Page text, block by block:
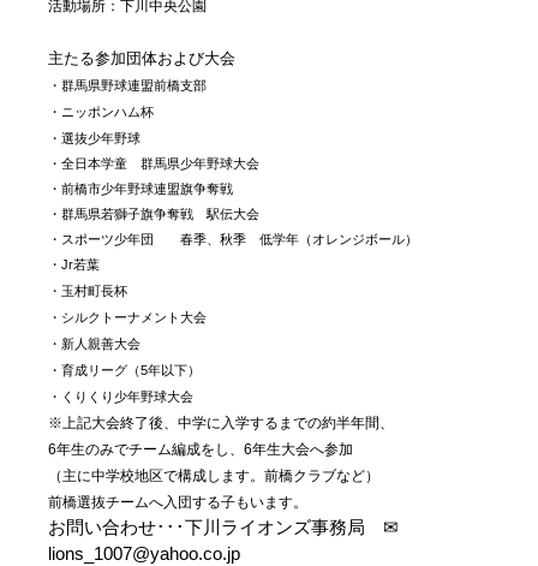
活動場所：下川中央公園
主たる参加団体および大会
・群馬県野球連盟前橋支部
・ニッポンハム杯
・選抜少年野球
・全日本学童 群馬県少年野球大会
・前橋市少年野球連盟旗争奪戦
・群馬県若獅子旗争奪戦 駅伝大会
・スポーツ少年団 春季、秋季 低学年（オレンジボール）
・Jr若葉
・玉村町長杯
・シルクトーナメント大会
・新人親善大会
・育成リーグ（5年以下）
・くりくり少年野球大会
※上記大会終了後、中学に入学するまでの約半年間、
6年生のみでチーム編成をし、6年生大会へ参加
（主に中学校地区で構成します。前橋クラブなど）
前橋選抜チームへ入団する子もいます。
お問い合わせ･･･下川ライオンズ事務局 ✉
lions_1007@yahoo.co.jp